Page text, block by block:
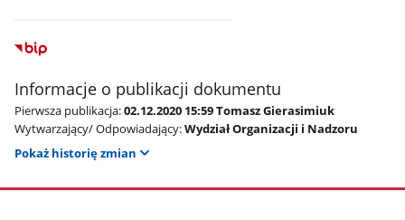
Informacje o publikacji dokumentu
Pierwsza publikacja:02.12.2020 15:59 Tomasz Gierasimiuk
Wytwarzający/ Odpowiadający:Wydział Organizacji i Nadzoru
Pokaż historię zmian